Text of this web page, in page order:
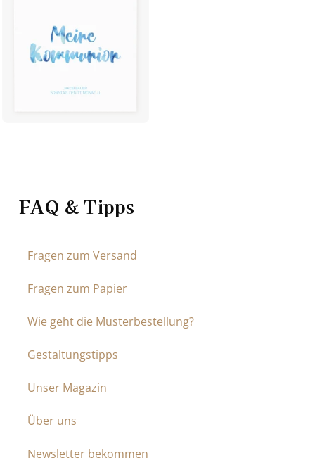
FAQ & Tipps
Fragen zum Versand
Fragen zum Papier
Wie geht die Musterbestellung?
Gestaltungstipps
Unser Magazin
Über uns
Newsletter bekommen